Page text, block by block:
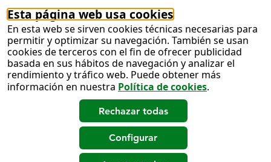
Esta página web usa cookies
En esta web se sirven cookies técnicas necesarias para
permitir y optimizar su navegación. También se usan
cookies de terceros con el fin de ofrecer publicidad
basada en sus hábitos de navegación y analizar el
rendimiento y tráfico web. Puede obtener más
información en nuestra Política de cookies.